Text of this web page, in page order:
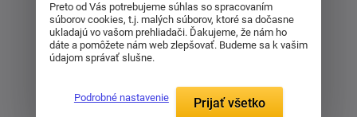
Preto od Vás potrebujeme súhlas so spracovaním
súborov cookies, t.j. malých súborov, ktoré sa dočasne
ukladajú vo vašom prehliadači. Ďakujeme, že nám ho
dáte a pomôžete nám web zlepšovať. Budeme sa k vašim
údajom správať slušne.
Podrobné nastavenie Prijať všetko